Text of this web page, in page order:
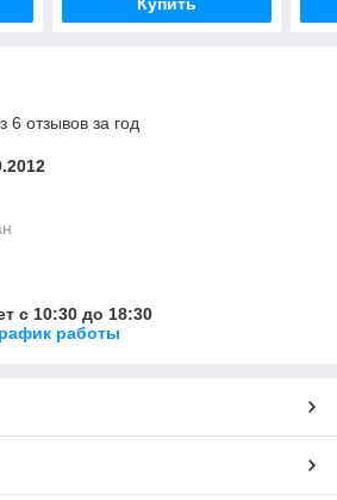
Купить
6 отзывов за год
с 10:30 до 18:30
работы